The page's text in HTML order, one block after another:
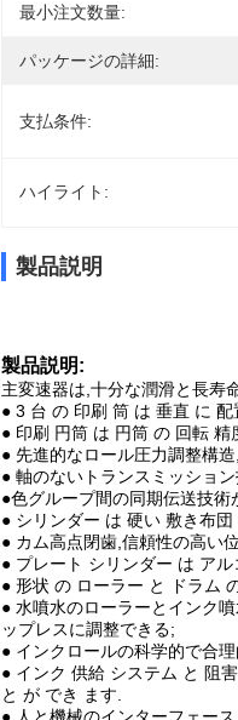
最小注文数量:
パッケージの詳細:
支払条件:
ハイライト:
製品説明
製品説明:
主変速器は,十分な潤滑と長寿
● 3 台 の 印刷 筒 は 垂直 に
● 印刷 円筒 は 円筒 の 回転 精
● 先進的なロール圧力調整構
● 軸のないトランスミッショ
●色グループ間の同期伝送技
● シリンダー は 硬い 敷き布
● カム高点閉歯,信頼性の高い
● プレート シリンダー は ア
● 形状 の ローラー と ドラム
● 水噴水のローラーとインク
ップレスに調整できる;
● インクロールの科学的で合
● インク 供給 システム と 阻
と が でき ます.